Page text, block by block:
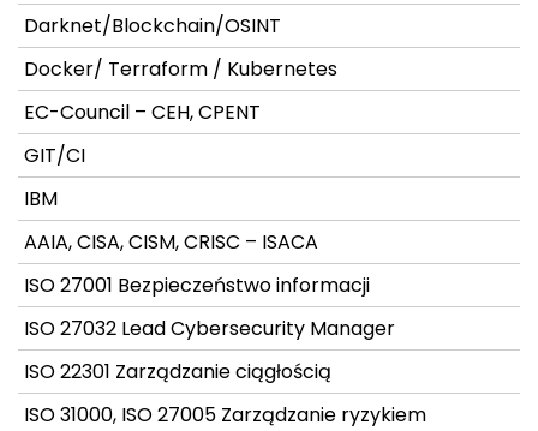
Darknet/Blockchain/OSINT
Docker/ Terraform / Kubernetes
EC-Council – CEH, CPENT
GIT/CI
IBM
AAIA, CISA, CISM, CRISC – ISACA
ISO 27001 Bezpieczeństwo informacji
ISO 27032 Lead Cybersecurity Manager
ISO 22301 Zarządzanie ciągłością
ISO 31000, ISO 27005 Zarządzanie ryzykiem